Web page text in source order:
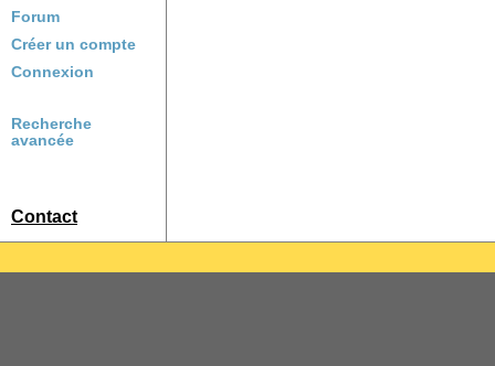
Forum
Créer un compte
Connexion
Recherche
avancée
Contact